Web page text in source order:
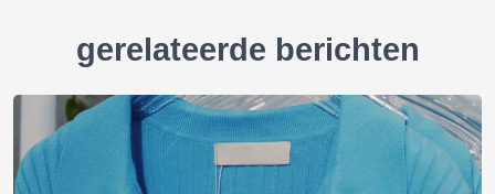
gerelateerde berichten